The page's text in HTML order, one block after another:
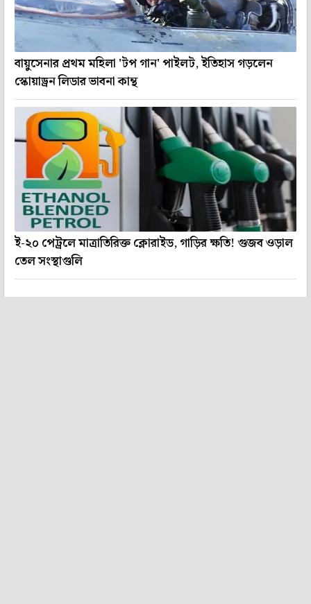
বায়ুসেনার প্রথম মহিলা 'টপ গান' পাইলট, ইতিহাস গড়লেন
স্কোয়াড্রন লিডার ভাবনা কান্থ
ই-২০ পেট্রলে মাত্রাতিরিক্ত ক্লোরাইড, গাড়ির ক্ষতি! গুজব ওড়াল
তেল সংস্থাগুলি